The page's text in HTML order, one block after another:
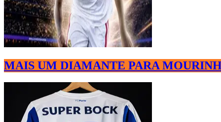
MAIS UM DIAMANTE PARA